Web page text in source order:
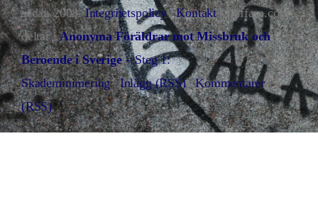
sedan 2008.Integritetspolicy|Kontakt| Luffarn.com
deltar iAnonyma Föräldrar mot Missbruk och
Beroende i Sverige– Steg 1:
Skademinimering|Inlägg (RSS)|Kommentarer
(RSS)